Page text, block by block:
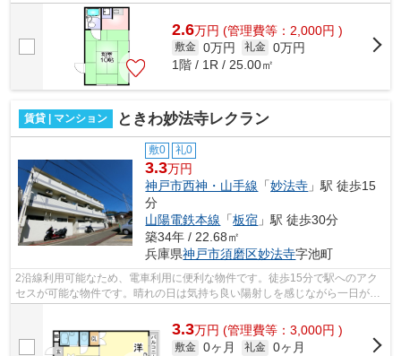
ーの小総。お問い合せはコチラから078-79...
2.6万円 (管理費等：2,000円 )
敷金 0万円 礼金 0万円
1階 / 1R / 25.00㎡
賃貸 | マンション ときわ妙法寺レクラン
敷0 礼0
3.3万円
神戸市西神・山手線 「妙法寺 」駅 徒歩15
分
山陽電鉄本線 「板宿 」駅 徒歩30分
築34年 / 22.68㎡
兵庫県神戸市須磨区妙法寺字池町
2沿線利用可能なため、電車利用に便利な物件です。徒歩15分で駅へのアク
セスが可能な物件です。晴れの日は気持ち良い陽射しを感じながら一日が始
まる、魅力溢れる物件です。造りとデザ...
3.3万円 (管理費等：3,000円 )
敷金 0ヶ月 礼金 0ヶ月